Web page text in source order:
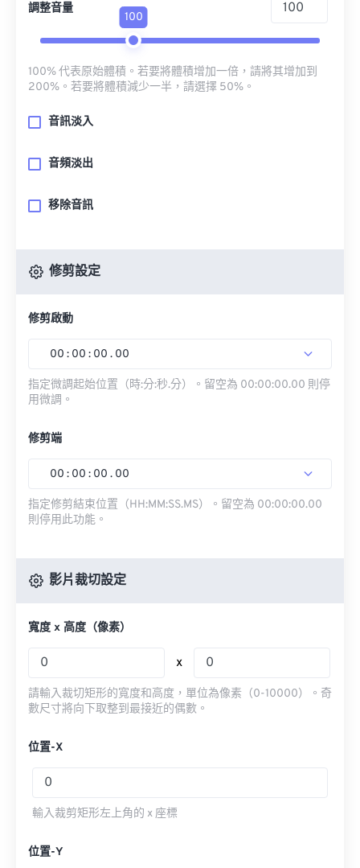
調整音量
100
100% 代表原始體積。若要將體積增加一倍，請將其增加到
200%。若要將體積減少一半，請選擇 50%。
音訊淡入
音頻淡出
移除音訊
修剪設定
修剪啟動
00 : 00 : 00 . 00
指定微調起始位置（時:分:秒.分）。留空為 00:00:00.00 則停
用微調。
修剪端
00 : 00 : 00 . 00
指定修剪結束位置（HH:MM:SS.MS）。留空為 00:00:00.00
則停用此功能。
影片裁切設定
寬度 x 高度（像素）
x
請輸入裁切矩形的寬度和高度，單位為像素（0-10000）。奇
數尺寸將向下取整到最接近的偶數。
位置-X
輸入裁剪矩形左上角的 x 座標
位置-Y